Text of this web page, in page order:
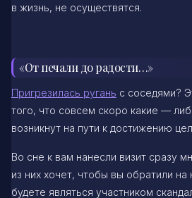
в жизнь, не осуществятся.
«От печали до радости…»
Пригрезилась ругань с соседями?
того, что совсем скоро какие —
возникнут на пути к достижению
Во сне к вам нанесли визит сразу
из них хочет, чтобы вы обратили
будете являться участником